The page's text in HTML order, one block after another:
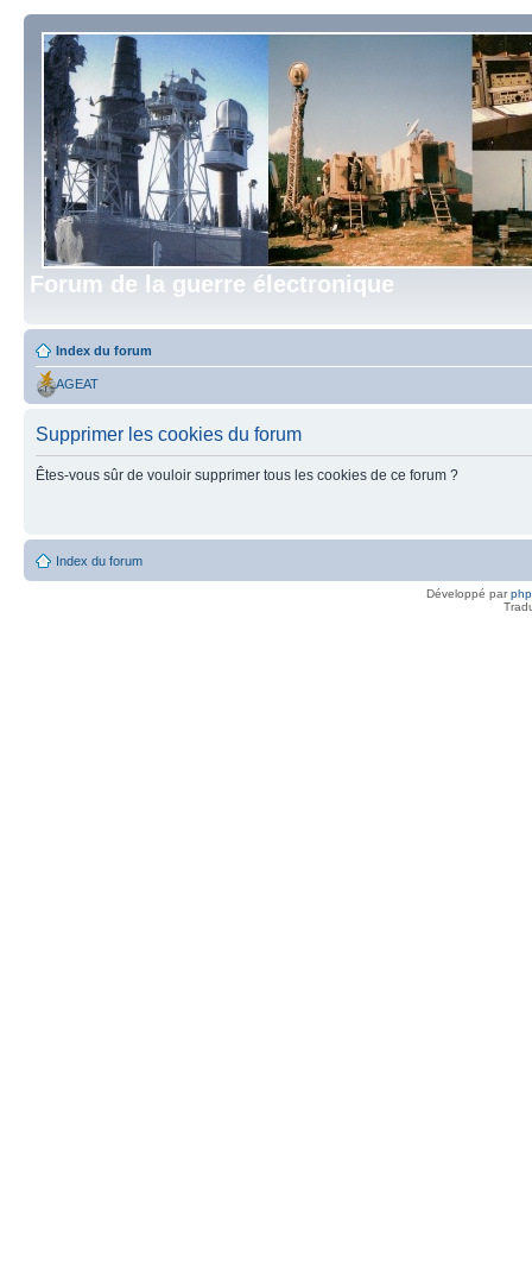
Forum de la guerre électronique
Index du forum
AGEAT
Supprimer les cookies du forum
Êtes-vous sûr de vouloir supprimer tous les cookies de ce forum ?
Index du forum
Développé par